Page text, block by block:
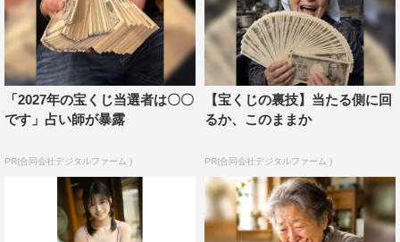
「2027年の宝くじ当選者は〇〇
です」占い師が暴露
PR(合同会社デジタルファーム )
【宝くじの裏技】当たる側に回
るか、このままか
PR(合同会社デジタルファーム )